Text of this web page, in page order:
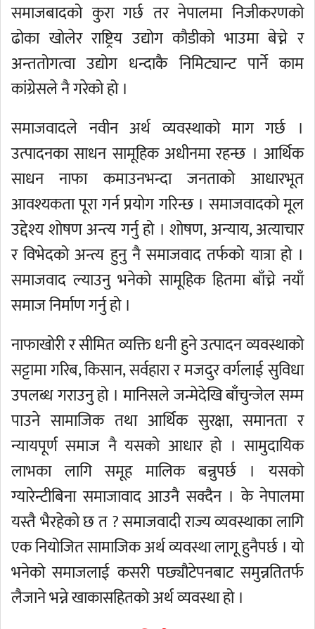
समाजबादको कुरा गर्छ तर नेपालमा निजीकरणको
ढोका खोलेर राष्ट्रिय उद्योग कौडीको भाउमा बेच्ने र
अन्ततोगत्वा उद्योग धन्दाकै निमिट्यान्ट पार्ने काम
कांग्रेसले नै गरेको हो ।
समाजवादले नवीन अर्थ व्यवस्थाको माग गर्छ ।
उत्पादनका साधन सामूहिक अधीनमा रहन्छ । आर्थिक
साधन नाफा कमाउनभन्दा जनताको आधारभूत
आवश्यकता पूरा गर्न प्रयोग गरिन्छ । समाजवादको मूल
उद्देश्य शोषण अन्त्य गर्नु हो । शोषण, अन्याय, अत्याचार
र विभेदको अन्त्य हुनु नै समाजवाद तर्फको यात्रा हो ।
समाजवाद ल्याउनु भनेको सामूहिक हितमा बाँच्ने नयाँ
समाज निर्माण गर्नु हो ।
नाफाखोरी र सीमित व्यक्ति धनी हुने उत्पादन व्यवस्थाको
सट्टामा गरिब, किसान, सर्वहारा र मजदुर वर्गलाई सुविधा
उपलब्ध गराउनु हो । मानिसले जन्मेदेखि बाँचुन्जेल सम्म
पाउने सामाजिक तथा आर्थिक सुरक्षा, समानता र
न्यायपूर्ण समाज नै यसको आधार हो । सामुदायिक
लाभका लागि समूह मालिक बन्नुपर्छ । यसको
ग्यारेन्टीबिना समाजावाद आउनै सक्दैन । के नेपालमा
यस्तै भैरहेको छ त ? समाजवादी राज्य व्यवस्थाका लागि
एक नियोजित सामाजिक अर्थ व्यवस्था लागू हुनैपर्छ । यो
भनेको समाजलाई कसरी पछ्यौटेपनबाट समुन्नतितर्फ
लैजाने भन्ने खाकासहितको अर्थ व्यवस्था हो ।